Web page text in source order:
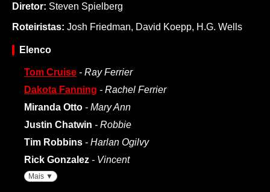
Diretor: Steven Spielberg
Roteiristas: Josh Friedman, David Koepp, H.G. Wells
Elenco
Tom Cruise - Ray Ferrier
Dakota Fanning - Rachel Ferrier
Miranda Otto - Mary Ann
Justin Chatwin - Robbie
Tim Robbins - Harlan Ogilvy
Rick Gonzalez - Vincent
Mais ▼